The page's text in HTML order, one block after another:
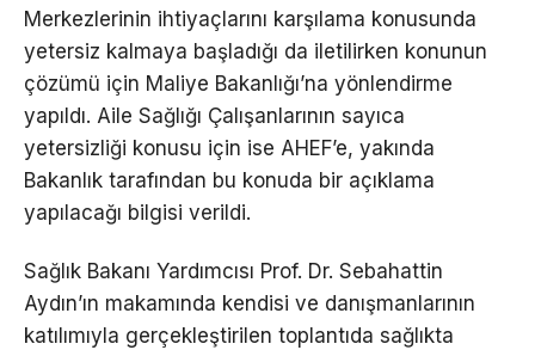
Merkezlerinin ihtiyaçlarını karşılama konusunda
yetersiz kalmaya başladığı da iletilirken konunun
çözümü için Maliye Bakanlığı’na yönlendirme
yapıldı. Aile Sağlığı Çalışanlarının sayıca
yetersizliği konusu için ise AHEF’e, yakında
Bakanlık tarafından bu konuda bir açıklama
yapılacağı bilgisi verildi.
Sağlık Bakanı Yardımcısı Prof. Dr. Sebahattin
Aydın’ın makamında kendisi ve danışmanlarının
katılımıyla gerçekleştirilen toplantıda sağlıkta